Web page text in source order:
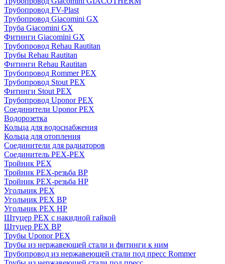
Трубопровод FV-Plast
Трубопровод Giacomini GX
Труба Giacomini GX
Фитинги Giacomini GX
Трубопровод Rehau Rautitan
Трубы Rehau Rautitan
Фитинги Rehau Rautitan
Трубопровод Rommer PEX
Трубопровод Stout PEX
Фитинги Stout PEX
Трубопровод Uponor PEX
Соединители Uponor PEX
Водорозетка
Кольца для водоснабжения
Кольца для отопления
Соединители для радиаторов
Соединитель PEX-PEX
Тройник PEX
Тройник PEX-резьба ВР
Тройник PEX-резьба НР
Угольник PEX
Угольник PEX ВР
Угольник PEX НР
Штуцер PEX c накидной гайкой
Штуцер PEX ВР
Трубы Uponor PEX
Трубы из нержавеющей стали и фитинги к ним
Трубопровод из нержавеющей стали под пресс Rommer